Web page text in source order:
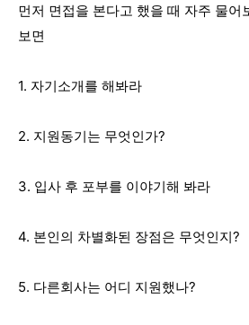
먼저 면접을 본다고 했을 때 자주 물어
보면
1. 자기소개를 해봐라
2. 지원동기는 무엇인가?
3. 입사 후 포부를 이야기해 봐라
4. 본인의 차별화된 장점은 무엇인지?
5. 다른회사는 어디 지원했나?